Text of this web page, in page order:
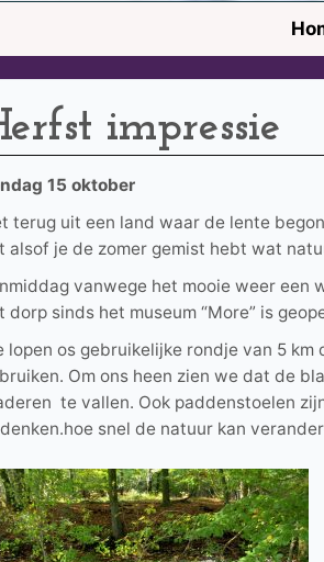
impressie
15 oktober
terug uit een land waar de lente
alsof je de zomer gemist hebt wat
vanwege het mooie weer een
dorp sinds het museum “More” is
lopen os gebruikelijke rondje van 5
Om ons heen zien we dat de
te vallen. Ook paddenstoelen
snel de natuur kan